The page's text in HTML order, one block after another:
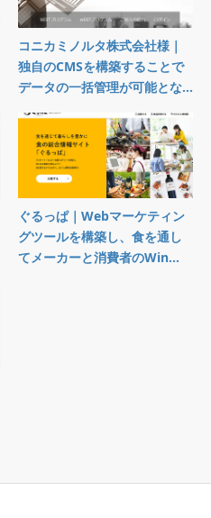
コニカミノルタ株式会社様｜
独自のCMSを構築することで
データの一括管理が可能とな...
ぐるっぱ｜Webマーケティン
グツールを構築し、食を通し
てメーカーと消費者のWin...